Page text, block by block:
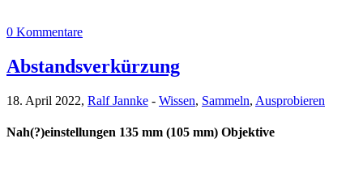
0 Kommentare
Abstandsverkürzung
18. April 2022, Ralf Jannke - Wissen, Sammeln, Ausprobieren
Nah(?)einstellungen 135 mm (105 mm) Objektive